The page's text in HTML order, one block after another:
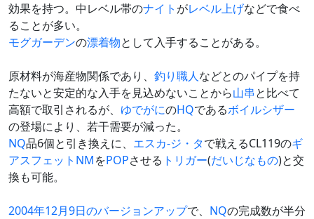
効果を持つ。中レベル帯のナイト がレベル上げなどで食べ
ることが多い。
モグガーデンの漂着物として入手することがある。
原材料が海産物関係であり、 釣り職人などとのパイプを持
たないと安定的な入手を見込めないことから山串と比べて
高額で取引されるが、 ゆでがにのHQであるボイルシザー
の登場により、若干需要が減った。
NQ品6個と引き換えに、 エスカ-ジ・タで戦えるCL119のギ
アスフェットNMをPOPさせる トリガー(だいじなもの)と交
換も可能。
2004年12月9日のバージョンアップで、 NQの完成数が半分